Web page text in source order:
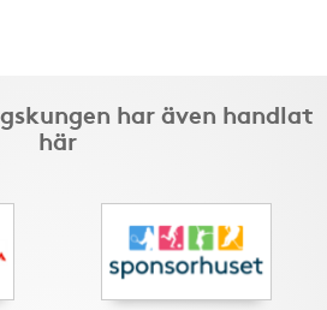
har även handlat
här